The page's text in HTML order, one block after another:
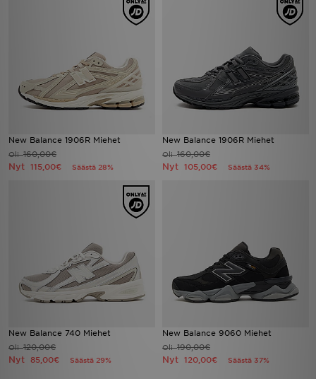
New Balance 1906R Miehet
Oli160,00€
Nyt 115,00€ Säästä 28%
New Balance 1906R Miehet
Oli160,00€
Nyt 105,00€ Säästä 34%
New Balance 740 Miehet
Oli120,00€
Nyt 85,00€ Säästä 29%
New Balance 9060 Miehet
Oli190,00€
Nyt 120,00€ Säästä 37%